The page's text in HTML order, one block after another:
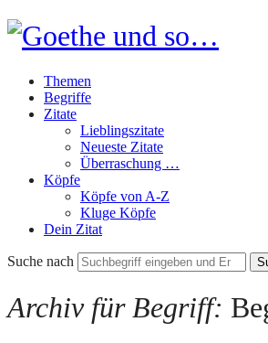
Goethe
und
so…
Themen
Begriffe
Zitate
Lieblingszitate
Neueste Zitate
Überraschung …
Köpfe
Köpfe von A-Z
Kluge Köpfe
Dein Zitat
Suche nach
Archiv für Begriff: